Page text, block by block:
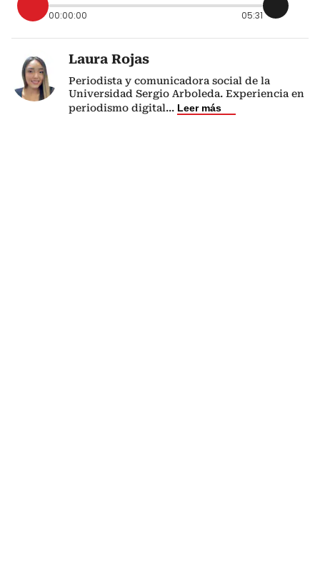
00:00:00 05:31
Laura Rojas
Periodista y comunicadora social de la
Universidad Sergio Arboleda. Experiencia en
periodismo digital... Leer más